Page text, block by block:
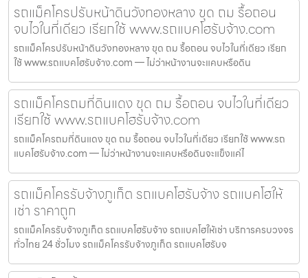
รถแม็คโครปรับหน้าดินวังทองหลาง ขุด ถม รื้อถอน
จบไวในที่เดียว เรียกใช้ www.รถแบคโฮรับจ้าง.com
รถแม็คโครปรับหน้าดินวังทองหลาง ขุด ถม รื้อถอน จบไวในที่เดียว เรียก
ใช้ www.รถแบคโฮรับจ้าง.com — ไม่ว่าหน้างานจะแคบหรือดิน
รถแม็คโครถมที่ดินแดง ขุด ถม รื้อถอน จบไวในที่เดียว
เรียกใช้ www.รถแบคโฮรับจ้าง.com
รถแม็คโครถมที่ดินแดง ขุด ถม รื้อถอน จบไวในที่เดียว เรียกใช้ www.รถ
แบคโฮรับจ้าง.com — ไม่ว่าหน้างานจะแคบหรือดินจะแข็งแค่ไ
รถแม็คโครรับจ้างภูเก็ต รถแบคโฮรับจ้าง รถแบคโฮให้
เช่า ราคาถูก
รถแม็คโครรับจ้างภูเก็ต รถแบคโฮรับจ้าง รถแบคโฮให้เช่า บริการครบวงจร
ทั่วไทย 24 ชั่วโมง รถแม็คโครรับจ้างภูเก็ต รถแบคโฮรับจ